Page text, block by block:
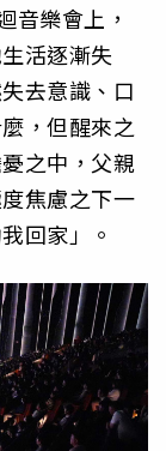
音樂會上，
活逐漸失
去意識、口
，但醒來之
之中，父親
焦慮之下一
回家」。